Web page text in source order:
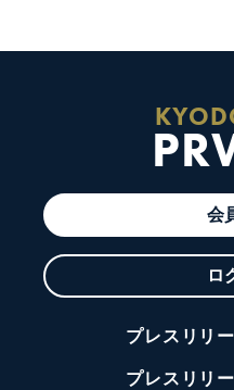
会
ロ
プレスリリ
プレスリリ